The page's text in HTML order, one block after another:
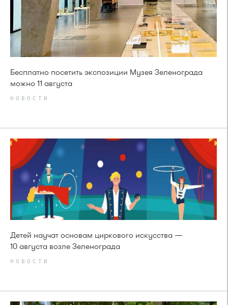
Бесплатно посетить экспозиции Музея Зеленограда
можно 11 августа
НОВОСТИ
Детей научат основам циркового искусства —
10 августа возле Зеленограда
НОВОСТИ